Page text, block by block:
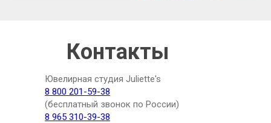
Ювелирная студия Juliette's
8 800 201-59-38
(бесплатный звонок по России)
8 965 310-39-38
Контакты